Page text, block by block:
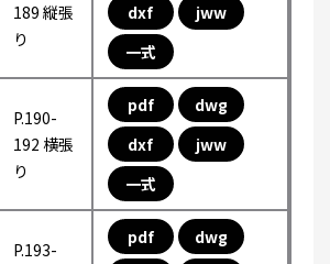
189 縦張
り
dxf
jww
一式
P.190-
192 横張
り
pdf
dwg
dxf
jww
一式
P.193-
pdf
dwg